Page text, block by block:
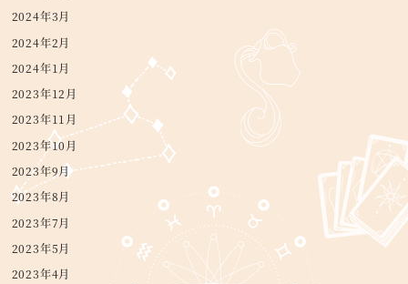
2024年3月
2024年2月
2024年1月
2023年12月
2023年11月
2023年10月
2023年9月
2023年8月
2023年7月
2023年5月
2023年4月